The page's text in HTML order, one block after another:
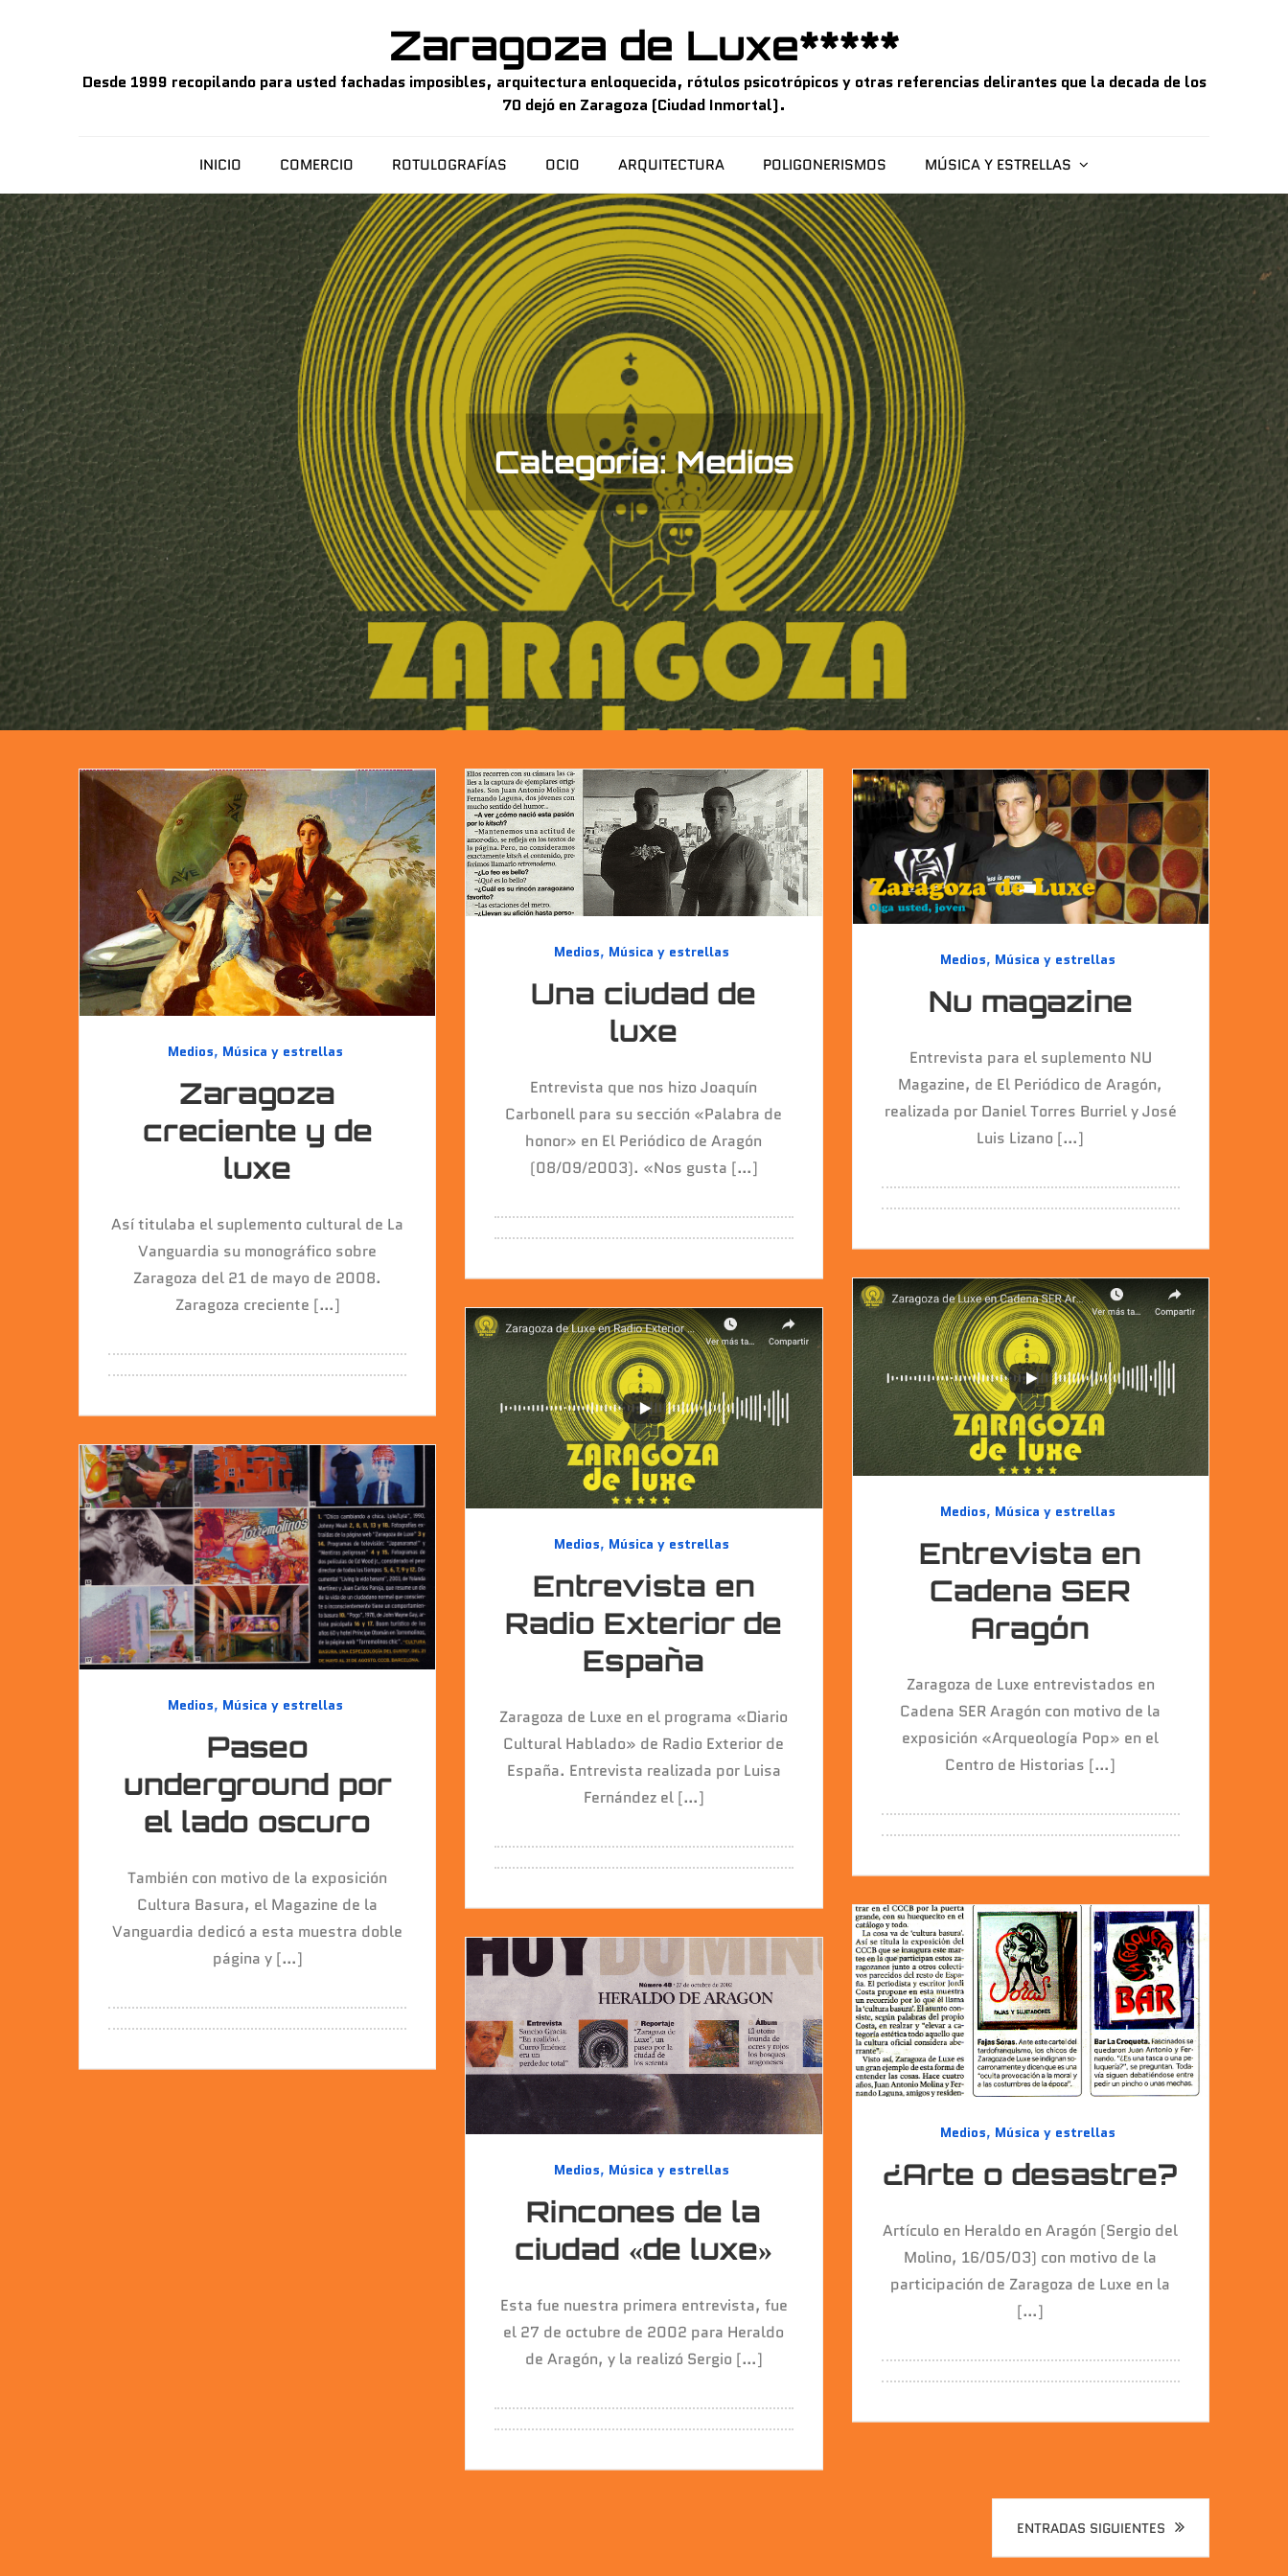
Zaragoza de Luxe*****
Desde 1999 recopilando para usted fachadas imposibles, arquitectura enloquecida, rótulos psicotrópicos y otras referencias delirantes que la decada de los
70 dejó en Zaragoza (Ciudad Inmortal).
INICIO COMERCIO ROTULOGRAFÍAS OCIO ARQUITECTURA POLIGONERISMOS MÚSICA Y ESTRELLAS
Categoría:Medios
Medios, Música y estrellas
Zaragoza
creciente y de
luxe
Así titulaba el suplemento cultural de La
Vanguardia su monográfico sobre
Zaragoza del 21 de mayo de 2008.
Zaragoza creciente […]
Medios, Música y estrellas
Una ciudad de
luxe
Entrevista que nos hizo Joaquín
Carbonell para su sección «Palabra de
honor» en El Periódico de Aragón
(08/09/2003). «Nos gusta […]
Medios, Música y estrellas
Nu magazine
Entrevista para el suplemento NU
Magazine, de El Periódico de Aragón,
realizada por Daniel Torres Burriel y José
Luis Lizano […]
Medios, Música y estrellas
Entrevista en
Cadena SER
Aragón
Zaragoza de Luxe entrevistados en
Cadena SER Aragón con motivo de la
exposición «Arqueología Pop» en el
Centro de Historias […]
Medios, Música y estrellas
Entrevista en
Radio Exterior de
España
Zaragoza de Luxe en el programa «Diario
Cultural Hablado» de Radio Exterior de
España. Entrevista realizada por Luisa
Fernández el […]
Medios, Música y estrellas
Paseo
underground por
el lado oscuro
También con motivo de la exposición
Cultura Basura, el Magazine de la
Vanguardia dedicó a esta muestra doble
página y […]
Medios, Música y estrellas
¿Arte o desastre?
Artículo en Heraldo en Aragón (Sergio del
Molino, 16/05/03) con motivo de la
participación de Zaragoza de Luxe en la
[…]
Medios, Música y estrellas
Rincones de la
ciudad «de luxe»
Esta fue nuestra primera entrevista, fue
el 27 de octubre de 2002 para Heraldo
de Aragón, y la realizó Sergio […]
ENTRADAS SIGUIENTES